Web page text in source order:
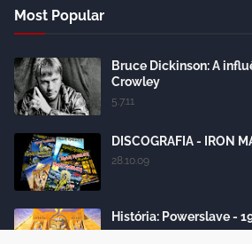
Most Popular
Bruce Dickinson: A
Crowley
5.7.11
DISCOGRAFIA - IRON
28.10.09
História: Powerslave -